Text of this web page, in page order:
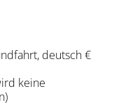
deutsch €
keine